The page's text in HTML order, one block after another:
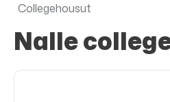
Collegehousut
Nalle